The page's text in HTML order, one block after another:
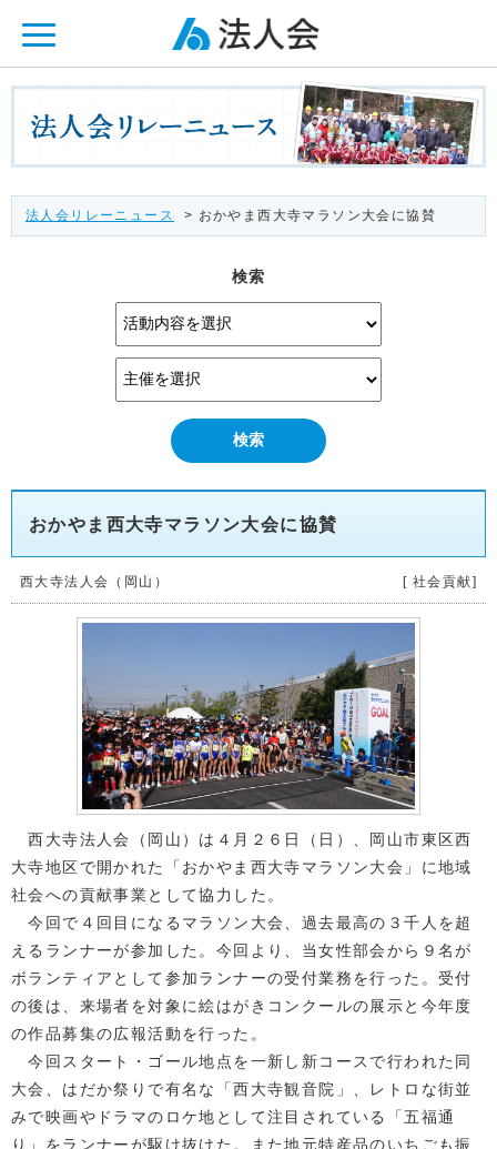
法人会リレーニュース > おかやま西大寺マラソン大会に協賛
検索
おかやま西大寺マラソン大会に協賛
西大寺法人会（岡山） [ 社会貢献]
西大寺法人会（岡山）は４月２６日（日）、岡山市東区西
大寺地区で開かれた「おかやま西大寺マラソン大会」に地域
社会への貢献事業として協力した。
今回で４回目になるマラソン大会、過去最高の３千人を超
えるランナーが参加した。今回より、当女性部会から９名が
ボランティアとして参加ランナーの受付業務を行った。受付
の後は、来場者を対象に絵はがきコンクールの展示と今年度
の作品募集の広報活動を行った。
今回スタート・ゴール地点を一新し新コースで行われた同
大会、はだか祭りで有名な「西大寺観音院」、レトロな街並
みで映画やドラマのロケ地として注目されている「五福通
り」をランナーが駆け抜けた。また地元特産品のいちごも振